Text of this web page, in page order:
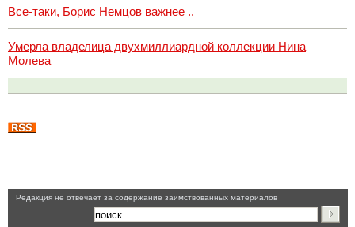
Все-таки, Борис Немцов важнее ..
Умерла владелица двухмиллиардной коллекции Нина
Молева
Pедакция не отвечает за содержание заимствованных материалов